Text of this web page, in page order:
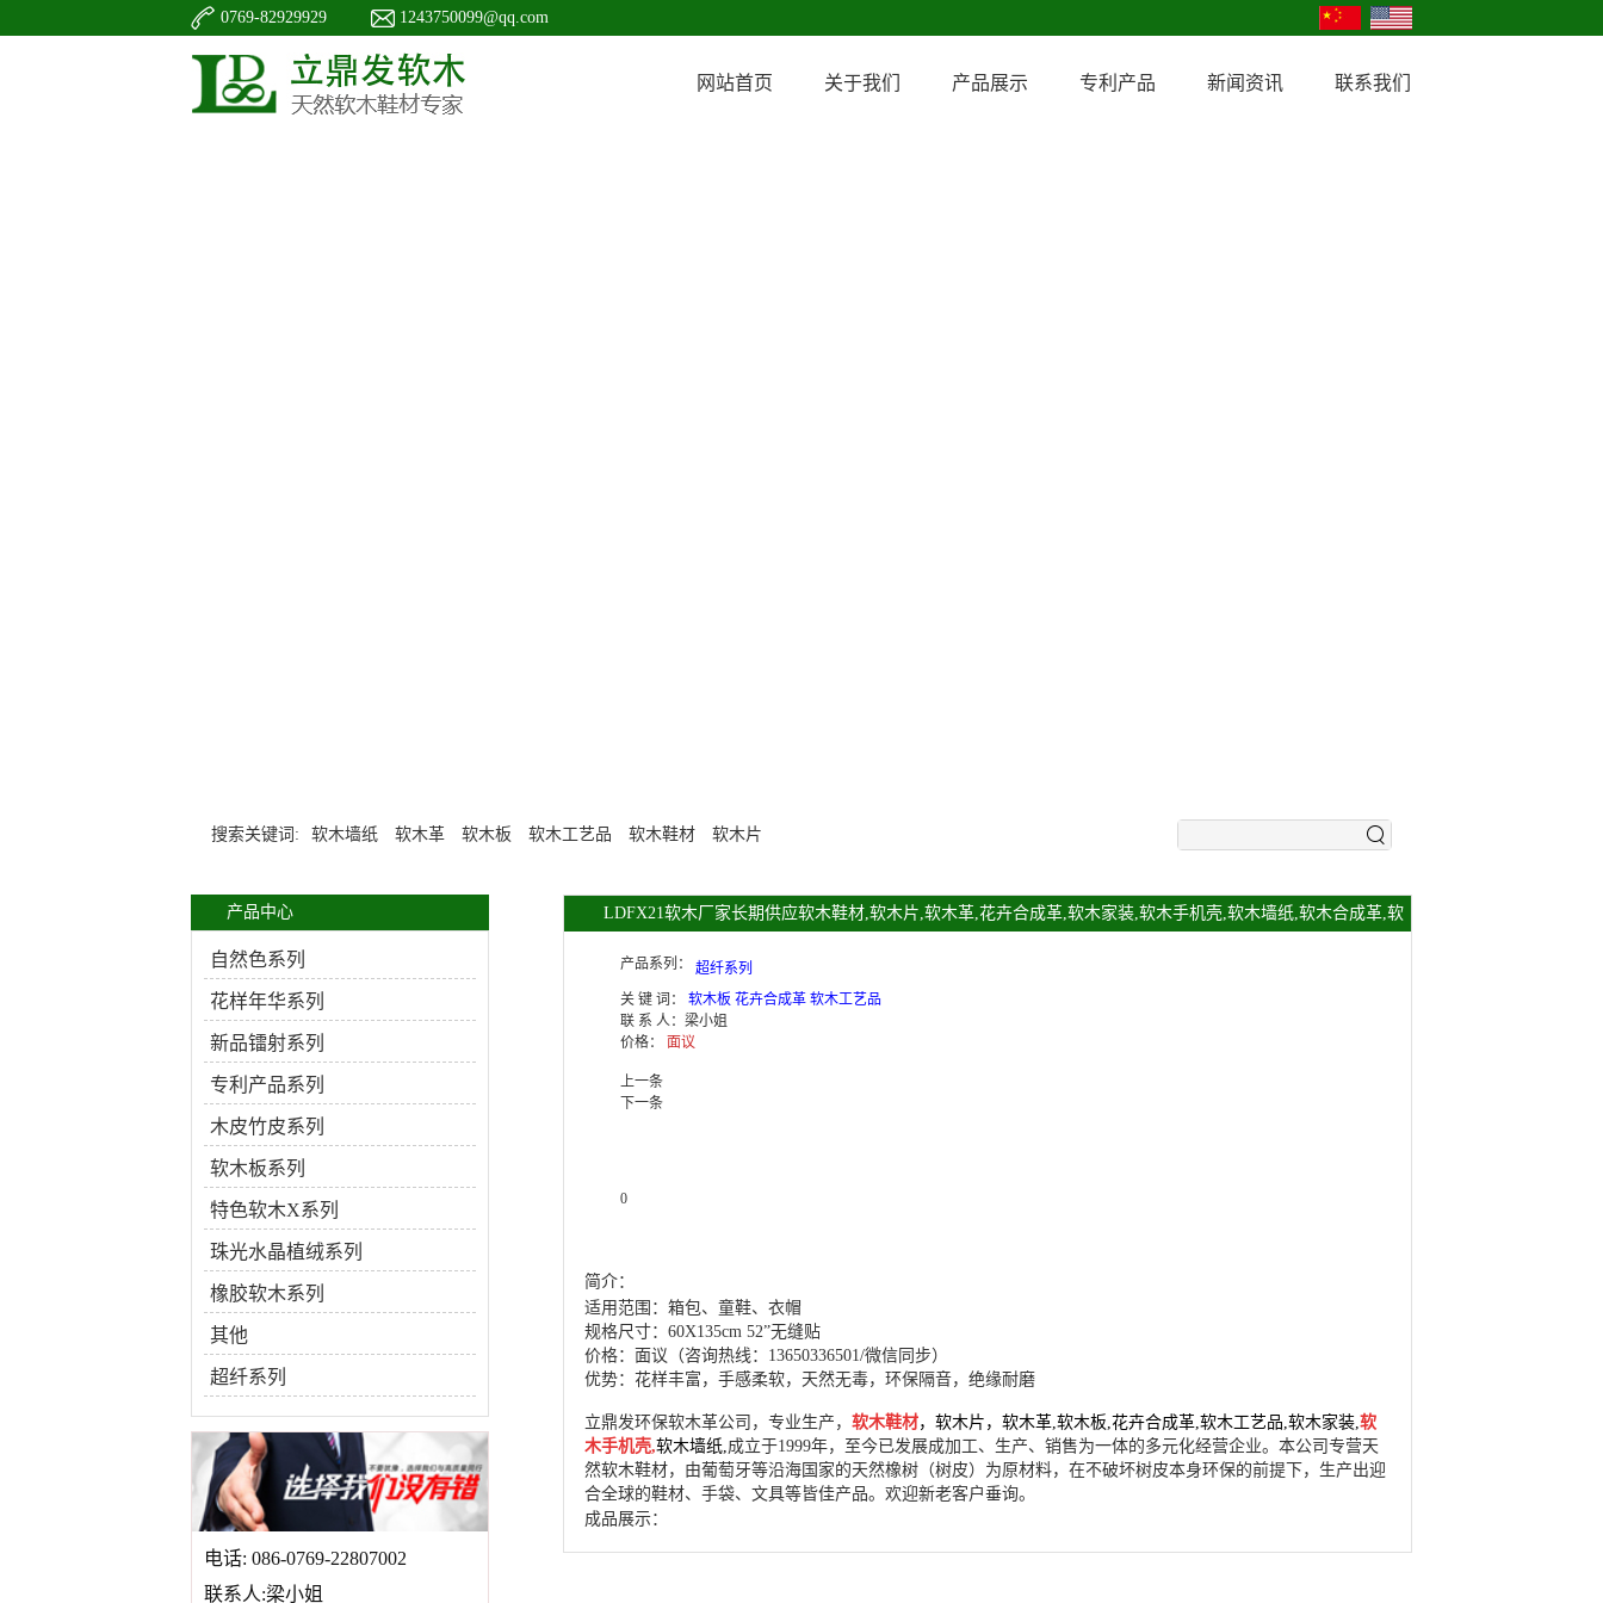
0769-82929929 1243750099@qq.com
网站首页 关于我们 产品展示 专利产品 新闻资讯 联系我们
搜索关键词: 软木墙纸 软木革 软木板 软木工艺品 软木鞋材 软木片
产品中心
自然色系列
花样年华系列
新品镭射系列
专利产品系列
木皮竹皮系列
软木板系列
特色软木X系列
珠光水晶植绒系列
橡胶软木系列
其他
超纤系列
电话: 086-0769-22807002
联系人:梁小姐
LDFX21软木厂家长期供应软木鞋材,软木片,软木革,花卉合成革,软木家装,软木手机壳,软木墙纸,软木合成革,软
产品系列：
超纤系列
关 键 词：
软木板 花卉合成革 软木工艺品
联 系 人： 梁小姐
价格： 面议
上一条
下一条
0
简介：
适用范围：箱包、童鞋、衣帽
规格尺寸：60X135cm 52”无缝贴
价格：面议（咨询热线： 13650336501/微信同步）
优势：花样丰富，手感柔软，天然无毒，环保隔音，绝缘耐磨
立鼎发环保软木革公司，专业生产， 软木鞋材， 软木片， 软木革,软木板,花卉合成革,软木工艺品,软木家装,软
木手机壳,软木墙纸,成立于1999年，至今已发展成加工、生产、销售为一体的多元化经营企业。本公司专营天
然软木鞋材，由葡萄牙等沿海国家的天然橡树（树皮）为原材料，在不破坏树皮本身环保的前提下，生产出迎
合全球的鞋材、手袋、文具等皆佳产品。 欢迎新老客户垂询。
成品展示：